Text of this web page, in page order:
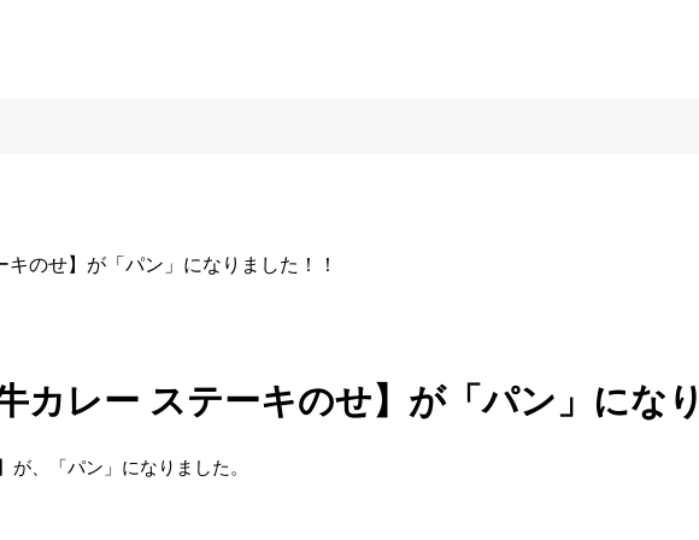
のせ】が「パン」になりました！！
カレー ステーキのせ】が「パン」にな
、「パン」になりました。